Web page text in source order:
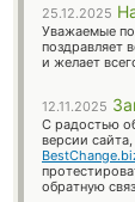
25.12.2025
Уважаемые
поздравляет
и желает
12.11.2025
С радостью
версии
обратную